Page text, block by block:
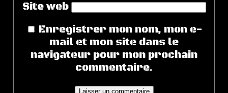
Site web
Enregistrer mon nom, mon e-
mail et mon site dans le
navigateur pour mon prochain
commentaire.